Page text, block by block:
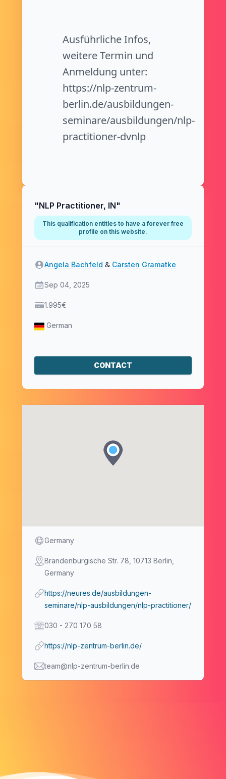
Ausführliche Infos,
weitere Termin und
Anmeldung unter:
https://nlp-zentrum-
berlin.de/ausbildungen-
seminare/ausbildungen/nlp-
practitioner-dvnlp
About
"NLP Practitioner, IN"
This qualification entitles to have a forever free
profile on this website.
ClientAngela Bachfeld & Carsten Gramatke
Start date
Sep 04, 2025
Price1.995€
Language
German
CONTACT
Due date
Germany
Address
Brandenburgische Str. 78, 10713 Berlin,
Germany
Event Url
https://neures.de/ausbildungen-
seminare/nlp-ausbildungen/nlp-practitioner/
Telephone
030 - 270 170 58
Institute Website
https://nlp-zentrum-berlin.de/
Emailteam@nlp-zentrum-berlin.de